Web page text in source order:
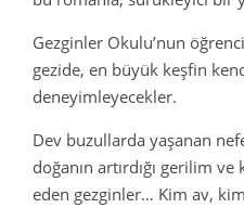
Gezginler Okulu’nun
gezide, en büyük keşfin
deneyimleyecekler.
Dev buzullarda yaşanan
doğanın artırdığı gerilim
eden gezginler… Kim av,